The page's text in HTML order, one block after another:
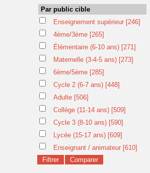
Par public cible
Enseignement supérieur [246]
4ème/3ème [265]
Élémentaire (6-10 ans) [271]
Maternelle (3-4-5 ans) [273]
6ème/5ème [285]
Cycle 2 (6-7 ans) [448]
Adulte [506]
Collège (11-14 ans) [509]
Cycle 3 (8-10 ans) [590]
Lycée (15-17 ans) [609]
Enseignant / animateur [610]